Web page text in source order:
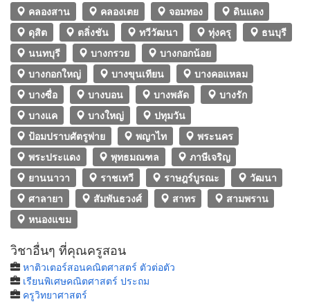
คลองสาน คลองเตย จอมทอง
ดินแดง
ดุสิต
ตลิ่งชัน ทวีวัฒนา ทุ่งครุ
ธนบุรี
นนทบุรี
บางกรวย
บางกอกน้อย
บางกอกใหญ่
บางขุนเทียน
บางคอแหลม
บางซื่อ
บางบอน บางพลัด
บางรัก
บางแค
บางใหญ่
ปทุมวัน
ป้อมปราบศัตรูพ่าย
พญาไท
พระนคร
พระประแดง
พุทธมณฑล
ภาษีเจริญ
ยานนาวา
ราชเทวี ราษฎร์บูรณะ
วัฒนา
ศาลายา
สัมพันธวงศ์ สาทร
สามพราน
หนองแขม
วิชาอื่นๆ ที่คุณครูสอน
หาติวเตอร์สอนคณิตศาสตร์ ตัวต่อตัว
เรียนพิเศษคณิตศาสตร์ ประถม
ครูวิทยาศาสตร์